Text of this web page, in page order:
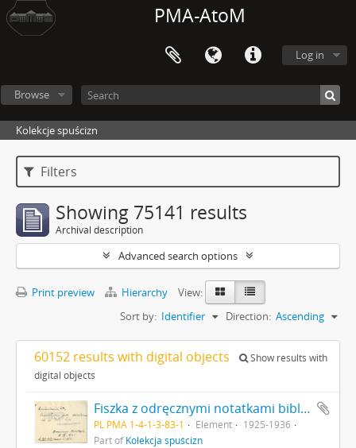
PMA-AtoM
Log in
Browse
Kolekcje spuścizn
Filters
Showing 75141 results
Archival description
Advanced search options
Print preview Hierarchy
View:
Sort by: Identifier Direction: Ascending
60152 results with digital objects
Show results with
digital objects
Fiszka z odręcznymi notatkami bibliograficznymi Józefa Żurowskiego strona 1: "Antoniewicz Wł. Eneolityczne groby szkieletowe we wsi Złota w pow. Sandomierskim Wiadomości Archeologiczne t. IX 1925 […]"
PL PMA 1-4-1-3-83-1 Element
1925-1936
Part ofKolekcja spuścizn